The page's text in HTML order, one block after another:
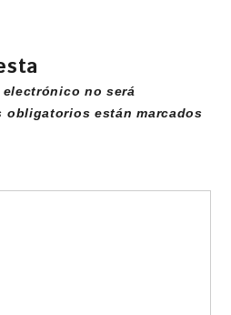
no será
obligatorios están marcados